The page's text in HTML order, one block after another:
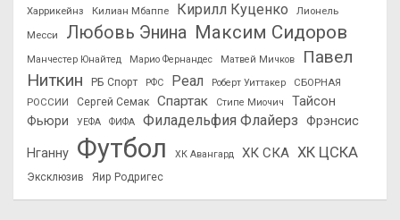
Харрикейнз
Килиан Мбаппе Кирилл Куценко
Лионель
Месси
Любовь Энина Максим Сидоров
Манчестер Юнайтед Марио Фернандес Матвей Мичков
Павел
Ниткин
РБ Спорт РФС Реал Роберт Уиттакер
СБОРНАЯ
РОССИИ
Сергей Семак Спартак Стипе Миочич
Тайсон
Фьюри
УЕФА ФИФА Филадельфия Флайерз Фрэнсис
Нганну Футбол ХК Авангард ХК СКА ХК ЦСКА
Эксклюзив Яир Родригес